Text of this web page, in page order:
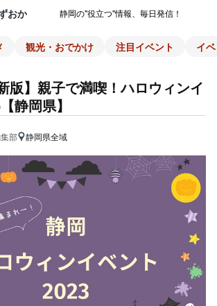
おか 静岡の"役立つ"情報、毎日発信！
観光・おでかけ 注目イベント イ
版】親子で満喫！ハロウィンイ
静岡県】
部
静岡県全域